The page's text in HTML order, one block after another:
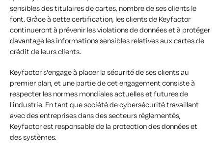
sensibles des titulaires de cartes, nombre de ses clients le
font. Grâce à cette certification, les clients de Keyfactor
continueront à prévenir les violations de données et à protéger
davantage les informations sensibles relatives aux cartes de
crédit de leurs clients.
Keyfactor s'engage à placer la sécurité de ses clients au
premier plan, et une partie de cet engagement consiste à
respecter les normes mondiales actuelles et futures de
l'industrie. En tant que société de cybersécurité travaillant
avec des entreprises dans des secteurs réglementés,
Keyfactor est responsable de la protection des données et
des systèmes.